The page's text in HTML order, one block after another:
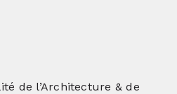
de l’Architecture & de